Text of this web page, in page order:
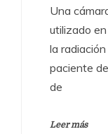
Una
utilizado
la
paciente
de
Leer más